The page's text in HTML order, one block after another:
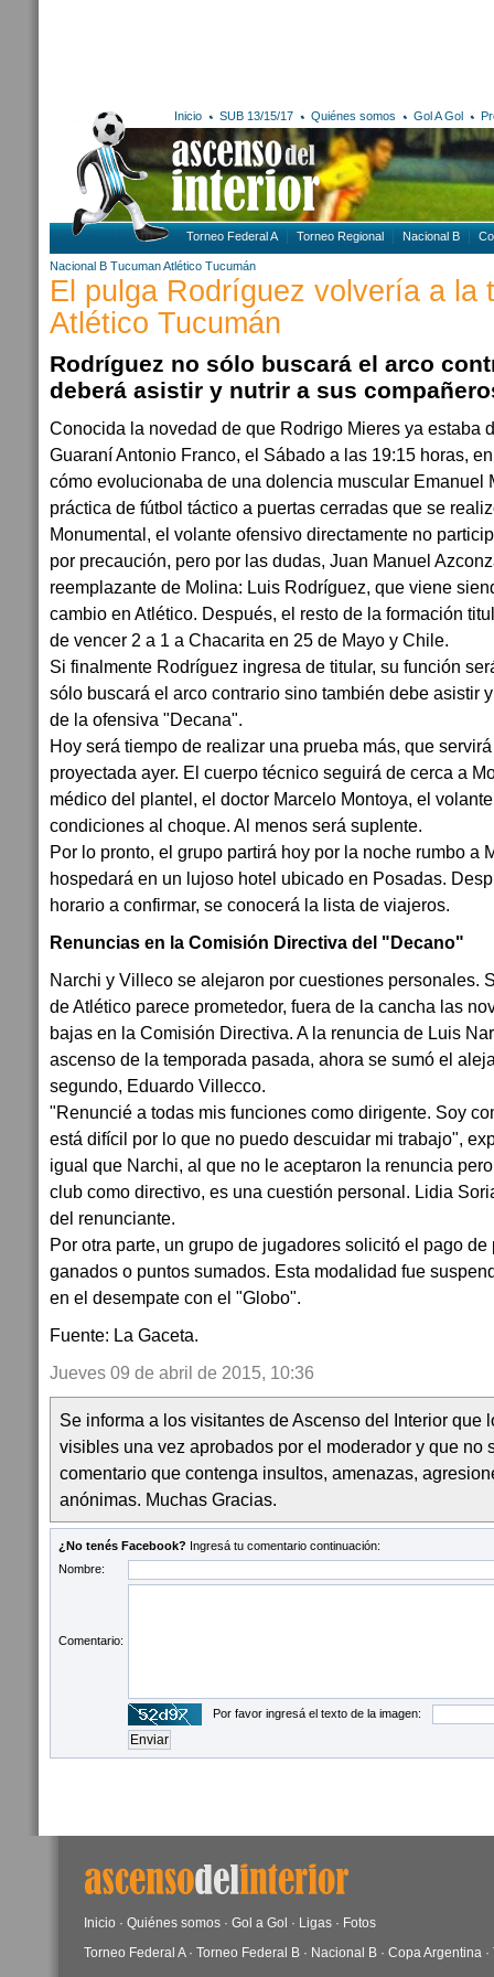
Inicio SUB 13/15/17 Quiénes somos Gol A Gol
Torneo Federal A Torneo Regional Nacional B
Nacional B TucumanAtlético Tucumán
El pulga Rodríguez volvería a la
Atlético Tucumán
Rodríguez no sólo buscará el arco
deberá asistir y nutrir a sus
Conocida la novedad de que Rodrigo Mieres ya estaba
Guaraní Antonio Franco, el Sábado a las 19:15 horas,
cómo evolucionaba de una dolencia muscular Emanuel
práctica de fútbol táctico a puertas cerradas que se
Monumental, el volante ofensivo directamente no
por precaución, pero por las dudas, Juan Manuel
reemplazante de Molina: Luis Rodríguez, que viene
cambio en Atlético. Después, el resto de la formación
de vencer 2 a 1 a Chacarita en 25 de Mayo y Chile.
Si finalmente Rodríguez ingresa de titular, su función
sólo buscará el arco contrario sino también debe asistir
de la ofensiva "Decana".
Hoy será tiempo de realizar una prueba más, que
proyectada ayer. El cuerpo técnico seguirá de cerca a
médico del plantel, el doctor Marcelo Montoya, el
condiciones al choque. Al menos será suplente.
Por lo pronto, el grupo partirá hoy por la noche rumbo a
hospedará en un lujoso hotel ubicado en Posadas.
horario a confirmar, se conocerá la lista de viajeros.
Renuncias en la Comisión Directiva del "Decano"
Narchi y Villeco se alejaron por cuestiones personales.
de Atlético parece prometedor, fuera de la cancha las
bajas en la Comisión Directiva. A la renuncia de Luis
ascenso de la temporada pasada, ahora se sumó el
segundo, Eduardo Villecco.
"Renuncié a todas mis funciones como dirigente. Soy
está difícil por lo que no puedo descuidar mi trabajo",
igual que Narchi, al que no le aceptaron la renuncia
club como directivo, es una cuestión personal. Lidia
del renunciante.
Por otra parte, un grupo de jugadores solicitó el pago
ganados o puntos sumados. Esta modalidad fue
en el desempate con el "Globo".
Fuente: La Gaceta.
Jueves 09 de abril de 2015, 10:36
Se informa a los visitantes de Ascenso del Interior que
visibles una vez aprobados por el moderador y que no
comentario que contenga insultos, amenazas,
anónimas. Muchas Gracias.
¿No tenés Facebook? Ingresá tu comentario continuación:
Nombre:
Comentario:
Por favor ingresá el texto de la imagen:
Inicio · Quiénes somos · Gol a Gol · Ligas · Fotos
Torneo Federal A· Torneo Federal B · Nacional B · Copa Argentina ·